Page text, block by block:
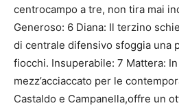
centrocampo a tre, non tira mai
Generoso: 6 Diana: Il terzino
di centrale difensivo sfoggia una
fiocchi. Insuperabile: 7 Mattera:
mezz’acciaccato per le
Castaldo e Campanella,offre un